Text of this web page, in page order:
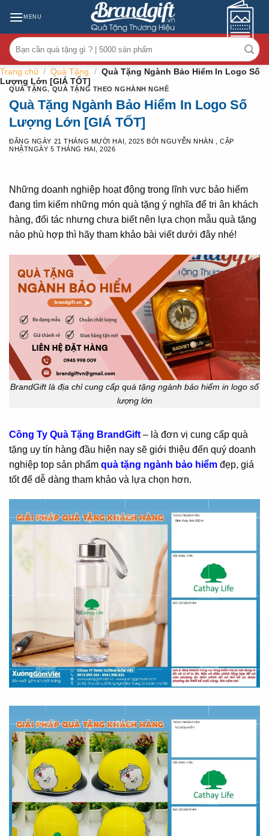
content
MENU
Tìm
kiếm:
Trang chủ / Quà Tặng / Quà Tặng Ngành Bảo Hiểm In Logo Số
Lượng Lớn [GIÁ TỐT]
QUÀ TẶNG, QUÀ TẶNG THEO NGHÀNH NGHỀ
Quà Tặng Ngành Bảo Hiểm In Logo Số
Lượng Lớn [GIÁ TỐT]
ĐĂNG NGÀY 21 THÁNG MƯỜI HAI, 2025BỞINGUYỄN NHÀN
, CẬP
NHẬTNGÀY5 THÁNG HAI, 2026
Những doanh nghiệp hoạt động trong lĩnh vực bảo hiểm
đang tìm kiếm những món quà tặng ý nghĩa để tri ân khách
hàng, đối tác nhưng chưa biết nên lựa chọn mẫu quà tặng
nào phù hợp thì hãy tham khảo bài viết dưới đây nhé!
BrandGift là địa chỉ cung cấp quà tặng ngành bảo hiểm in logo số
lượng lớn
Công Ty Quà Tặng BrandGift – là đơn vị cung cấp quà
tặng uy tín hàng đầu hiện nay sẽ giới thiệu đến quý doanh
nghiệp top sản phẩm quà tặng ngành bảo hiểm đẹp, giá
tốt để dễ dàng tham khảo và lựa chọn hơn.